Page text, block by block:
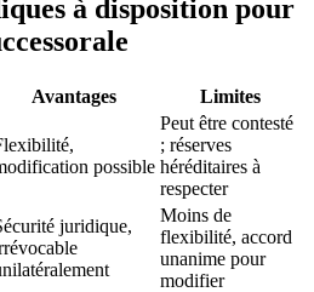
à disposition pour
Avantages Limites
possible
Peut être contesté
; réserves
héréditaires à
respecter
juridique,
Moins de
flexibilité, accord
unanime pour
modifier